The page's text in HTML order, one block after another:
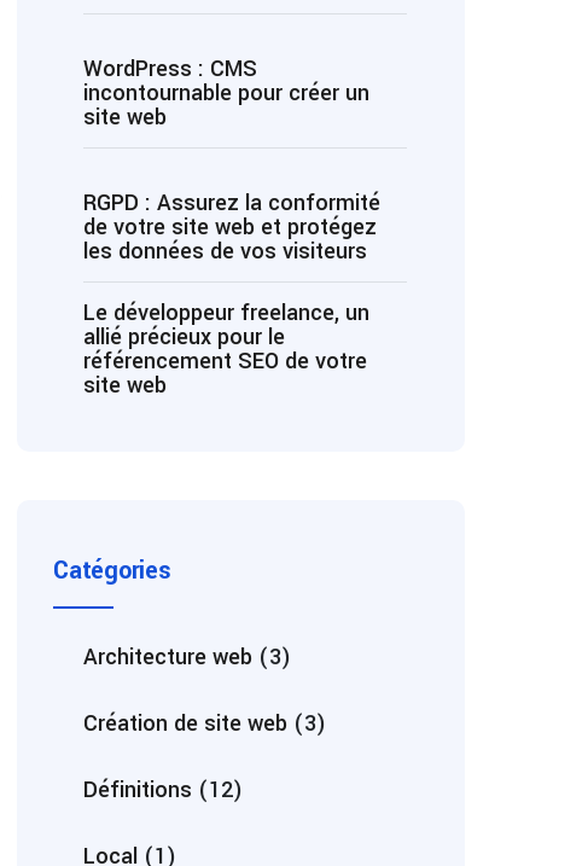
WordPress : CMS
incontournable pour créer un
site web
RGPD : Assurez la conformité
de votre site web et protégez
les données de vos visiteurs
Le développeur freelance, un
allié précieux pour le
référencement SEO de votre
site web
Catégories
Architecture web (3)
Création de site web (3)
Définitions (12)
Local (1)